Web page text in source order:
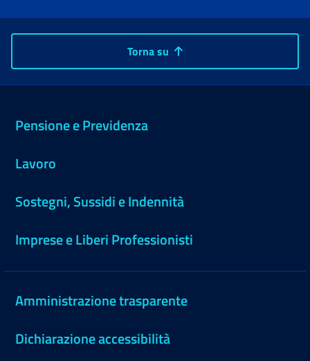
Torna su
Pensione e Previdenza
Lavoro
Sostegni, Sussidi e Indennità
Imprese e Liberi Professionisti
Amministrazione trasparente
Dichiarazione accessibilità